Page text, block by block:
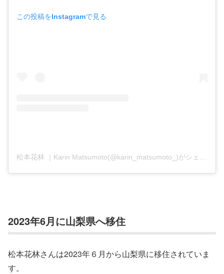
この投稿をInstagramで見る
2023年6月に山梨県へ移住
松本花林さんは2023年６月から山梨県に移住されていま
す。